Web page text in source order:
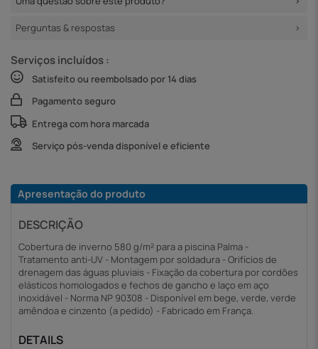
Perguntas & respostas
Serviços incluídos :
Satisfeito ou reembolsado por 14 dias
Pagamento seguro
Entrega com hora marcada
Serviço pós-venda disponível e eficiente
Apresentação do produto
DESCRIÇÃO
Cobertura de inverno 580 g/m² para a piscina Palma -
Tratamento anti-UV - Montagem por soldadura - Orifícios de
drenagem das águas pluviais - Fixação da cobertura por cordões
elásticos homologados e fechos de gancho e laço em aço
inoxidável - Norma NP 90308 - Disponível em bege, verde, verde
amêndoa e cinzento (a pedido) - Fabricado em França.
DETAILS